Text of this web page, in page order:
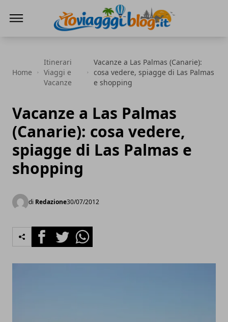
Home
Itinerari
Viaggi e
Vacanze
Vacanze a Las Palmas (Canarie):
cosa vedere, spiagge di Las Palmas
e shopping
Vacanze a Las Palmas
(Canarie): cosa vedere,
spiagge di Las Palmas e
shopping
di Redazione30/07/2012
FacebookTwitterWhatsapp